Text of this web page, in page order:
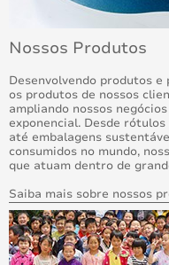
Nossos Produtos
Desenvolvendo produtos
os produtos de nossos
ampliando nossos
exponencial. Desde
até embalagens
consumidos no mundo,
que atuam dentro de
Saiba mais sobre nossos